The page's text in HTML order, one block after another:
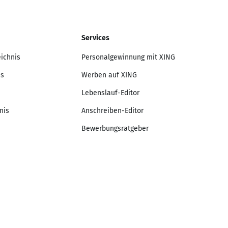
Services
Personalgewinnung mit XING
Werben auf XING
Lebenslauf-Editor
Anschreiben-Editor
Bewerbungsratgeber